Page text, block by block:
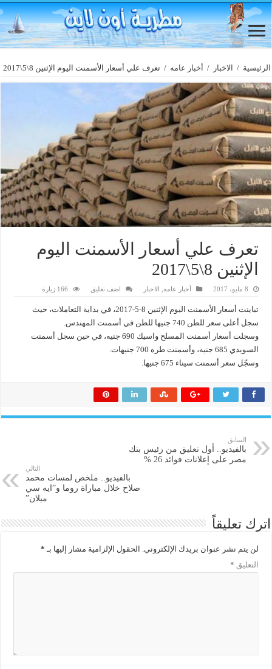
الرئيسية / الاخبار / أخبار عامه / تعرف علي أسعار الأسمنت اليوم الإثنين 8\5\2017
تعرف علي أسعار الأسمنت اليوم
الإثنين 8\5\2017
8 مايو، 2017 أخبار عامه الاخبار اضف تعليق 166 زيارة
تباينت أسعار الأسمنت اليوم الإثنين 8-5-2017، في بداية التعاملات، حيث
سجل أعلى سعر للطن 740 جنيها للطن في أسمنت المهندس.
وسجلت أسعار أسمنت المسلح واسيك 690 جنيه، في حين سجل أسمنت
السويدي 685 جنيه، وأسمنت طره 700 جنيهات.
وسجّل سعر أسمنت سيناء 675 جنيها.
السابق
بالفيديو.. أول تعليق من رئيس بنك
مصر على إعلانات فوائد 26 %
التالي
بالفيديو.. ملخص لمسات محمد
صلاح خلال مباراة روما و”ايه سي
ميلان”
اترك تعليقاً
لن يتم نشر عنوان بريدك الإلكتروني. الحقول الإلزامية مشار إليها بـ *
التعليق *